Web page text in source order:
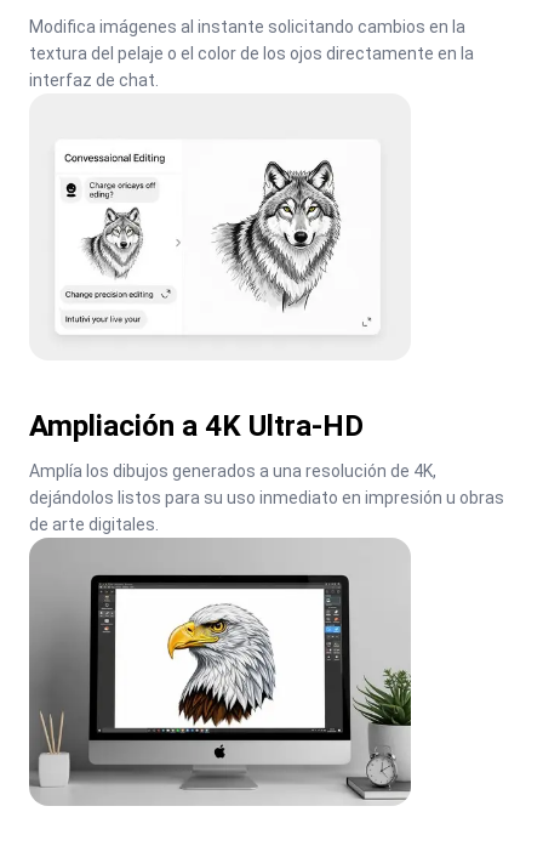
Modifica imágenes al instante solicitando cambios en la
textura del pelaje o el color de los ojos directamente en la
interfaz de chat.
Ampliación a 4K Ultra-HD
Amplía los dibujos generados a una resolución de 4K,
dejándolos listos para su uso inmediato en impresión u obras
de arte digitales.